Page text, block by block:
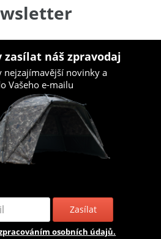
zasílat náš zpravodaj
nejzajímavější novinky a
Vašeho e-mailu
Zasílat
osobních údajů.